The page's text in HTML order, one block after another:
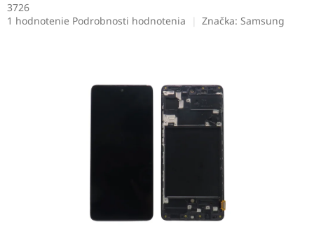
3726
Priemerné
1 hodnotenie Podrobnosti hodnotenia Značka: Samsung